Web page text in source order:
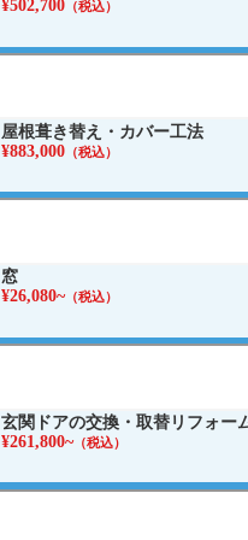
¥502,700（税込）
屋根葺き替え・カバー工法
¥883,000（税込）
窓
¥26,080~（税込）
玄関ドアの交換・取替リフォー
¥261,800~（税込）